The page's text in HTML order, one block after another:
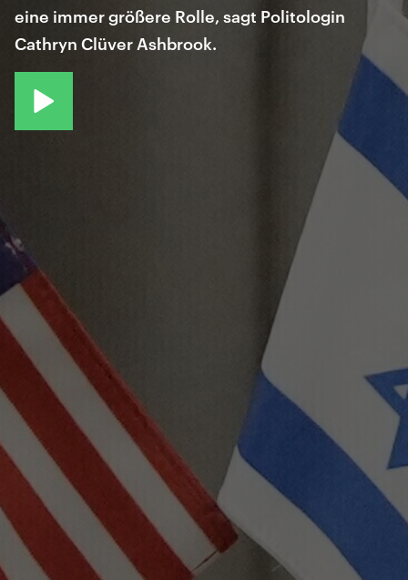
eine immer größere Rolle, sagt Politologin
Cathryn Clüver Ashbrook.